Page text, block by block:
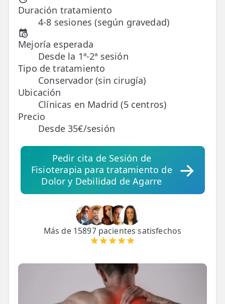
🧠 Fisioterapia Neurológica
🧍 Fisioterapia Vestibular
🫁 Fisioterapia Respiratoria
👶 Fisioterapia Pediátrica
TRATAMIENTOS
✅ Punción Seca
✅ EPTE - EPI
✨ Radiofrecuencia INDIBA
✨ Drenaje Linfático Manual
✨ Presoterapia
✨ Cicatrices y Estrías
Duración tratamiento
4-8 sesiones (según gravedad)
Mejoría esperada
Desde la 1ª-2ª sesión
Tipo de tratamiento
Conservador (sin cirugía)
Ubicación
Clínicas en Madrid (5 centros)
Precio
Desde 35€/sesión
Pedir cita de Sesión de
Fisioterapia para tratamiento de
Dolor y Debilidad de Agarre
Más de 15897 pacientes satisfechos